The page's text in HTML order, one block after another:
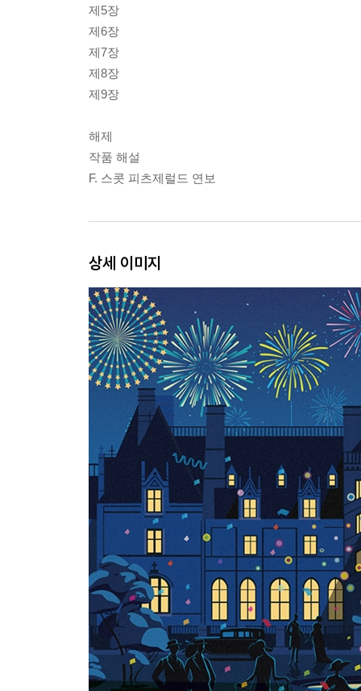
제5장
제6장
제7장
제8장
제9장
해제
작품 해설
F. 스콧 피츠제럴드 연보
상세 이미지